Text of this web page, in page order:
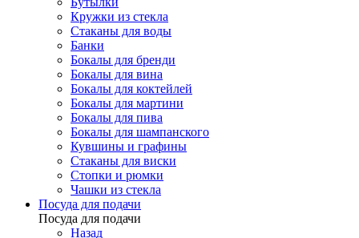
Кружки из стекла
Стаканы для воды
Банки
Бокалы для бренди
Бокалы для вина
Бокалы для коктейлей
Бокалы для мартини
Бокалы для пива
Бокалы для шампанского
Кувшины и графины
Стаканы для виски
Стопки и рюмки
Чашки из стекла
Посуда для подачи
Посуда для подачи
Назад